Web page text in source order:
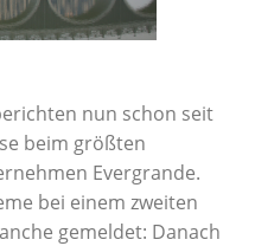
nun schon seit
beim größten
Evergrande.
bei einem zweiten
gemeldet: Danach